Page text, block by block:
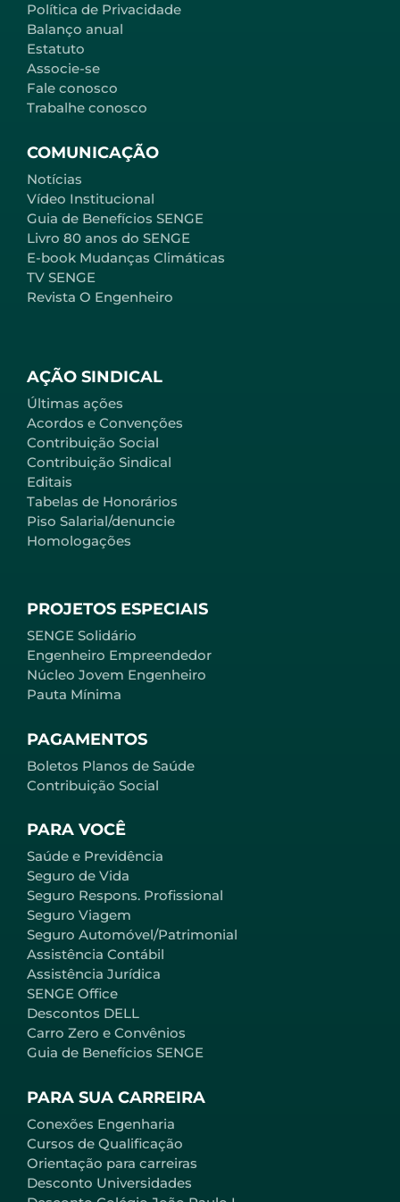
PARA VOCÊ
Saúde e Previdência
Seguro de Vida
Seguro Respons. Profissional
Seguro Viagem
Seguro Automóvel/Patrimonial
Assistência Contábil
Assistência Jurídica
SENGE Office
Descontos DELL
Carro Zero e Convênios
Guia de Benefícios SENGE
PARA SUA CARREIRA
Conexões Engenharia
Cursos de Qualificação
Orientação para carreiras
Desconto Universidades
AÇÃO SINDICAL
Últimas ações
Acordos e Convenções
Contribuição Social
Contribuição Sindical
Editais
Tabelas de Honorários
Piso Salarial/denuncie
Homologações
PROJETOS ESPECIAIS
SENGE Solidário
Engenheiro Empreendedor
Núcleo Jovem Engenheiro
Pauta Mínima
PAGAMENTOS
Boletos Planos de Saúde
Contribuição Social
Política de Privacidade
Balanço anual
Estatuto
Associe-se
Fale conosco
Trabalhe conosco
COMUNICAÇÃO
Notícias
Vídeo Institucional
Guia de Benefícios SENGE
Livro 80 anos do SENGE
E-book Mudanças Climáticas
TV SENGE
Revista O Engenheiro